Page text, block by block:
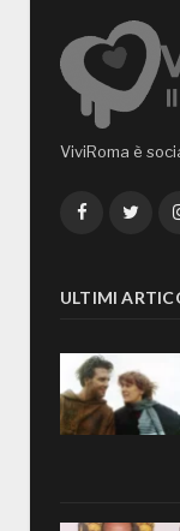
ViviRoma è
Facebook
ULTIMI